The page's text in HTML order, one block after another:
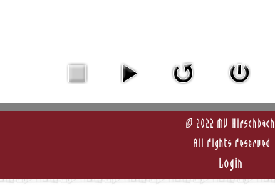
© 2022 MV-Hirschbach
All Rights Reserved
Login